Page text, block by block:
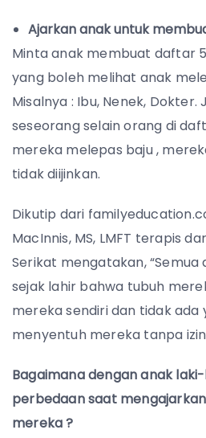
Ajarkan anak untuk
Minta anak membuat daftar
yang boleh melihat anak
Misalnya : Ibu, Nenek, Dokter.
seseorang selain orang di
mereka melepas baju ,
tidak diijinkan.
Dikutip dari
MacInnis, MS, LMFT terapis
Serikat mengatakan, “Semua
sejak lahir bahwa tubuh
mereka sendiri dan tidak ada
menyentuh mereka tanpa
Bagaimana dengan anak
perbedaan saat
mereka ?